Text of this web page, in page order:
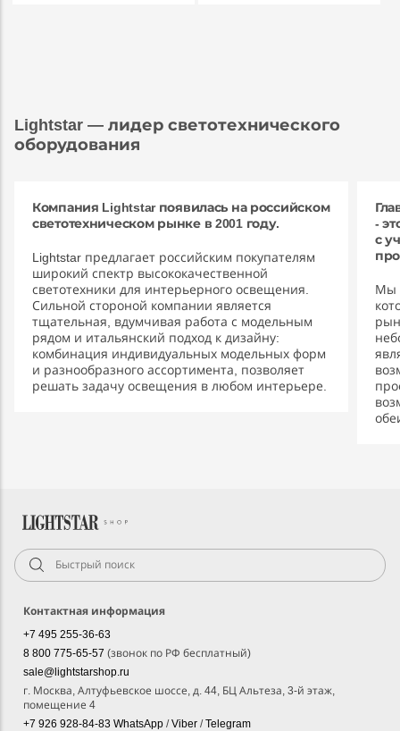
Lightstar — лидер светотехнического
оборудования
Компания Lightstar появилась на российском
светотехническом рынке в 2001 году.
Lightstar предлагает российским покупателям
широкий спектр высококачественной
светотехники для интерьерного освещения.
Сильной стороной компании является
тщательная, вдумчивая работа с модельным
рядом и итальянский подход к дизайну:
комбинация индивидуальных модельных форм
и разнообразного ассортимента, позволяет
решать задачу освещения в любом интерьере.
-
с
Мы
Контактная информация
+7 495 255-36-63
8 800 775-65-57 (звонок по РФ бесплатный)
sale@lightstarshop.ru
г. Москва, Алтуфьевское шоссе, д. 44, БЦ Альтеза, 3-й этаж,
помещение 4
+7 926 928-84-83 WhatsApp /Viber /Telegram